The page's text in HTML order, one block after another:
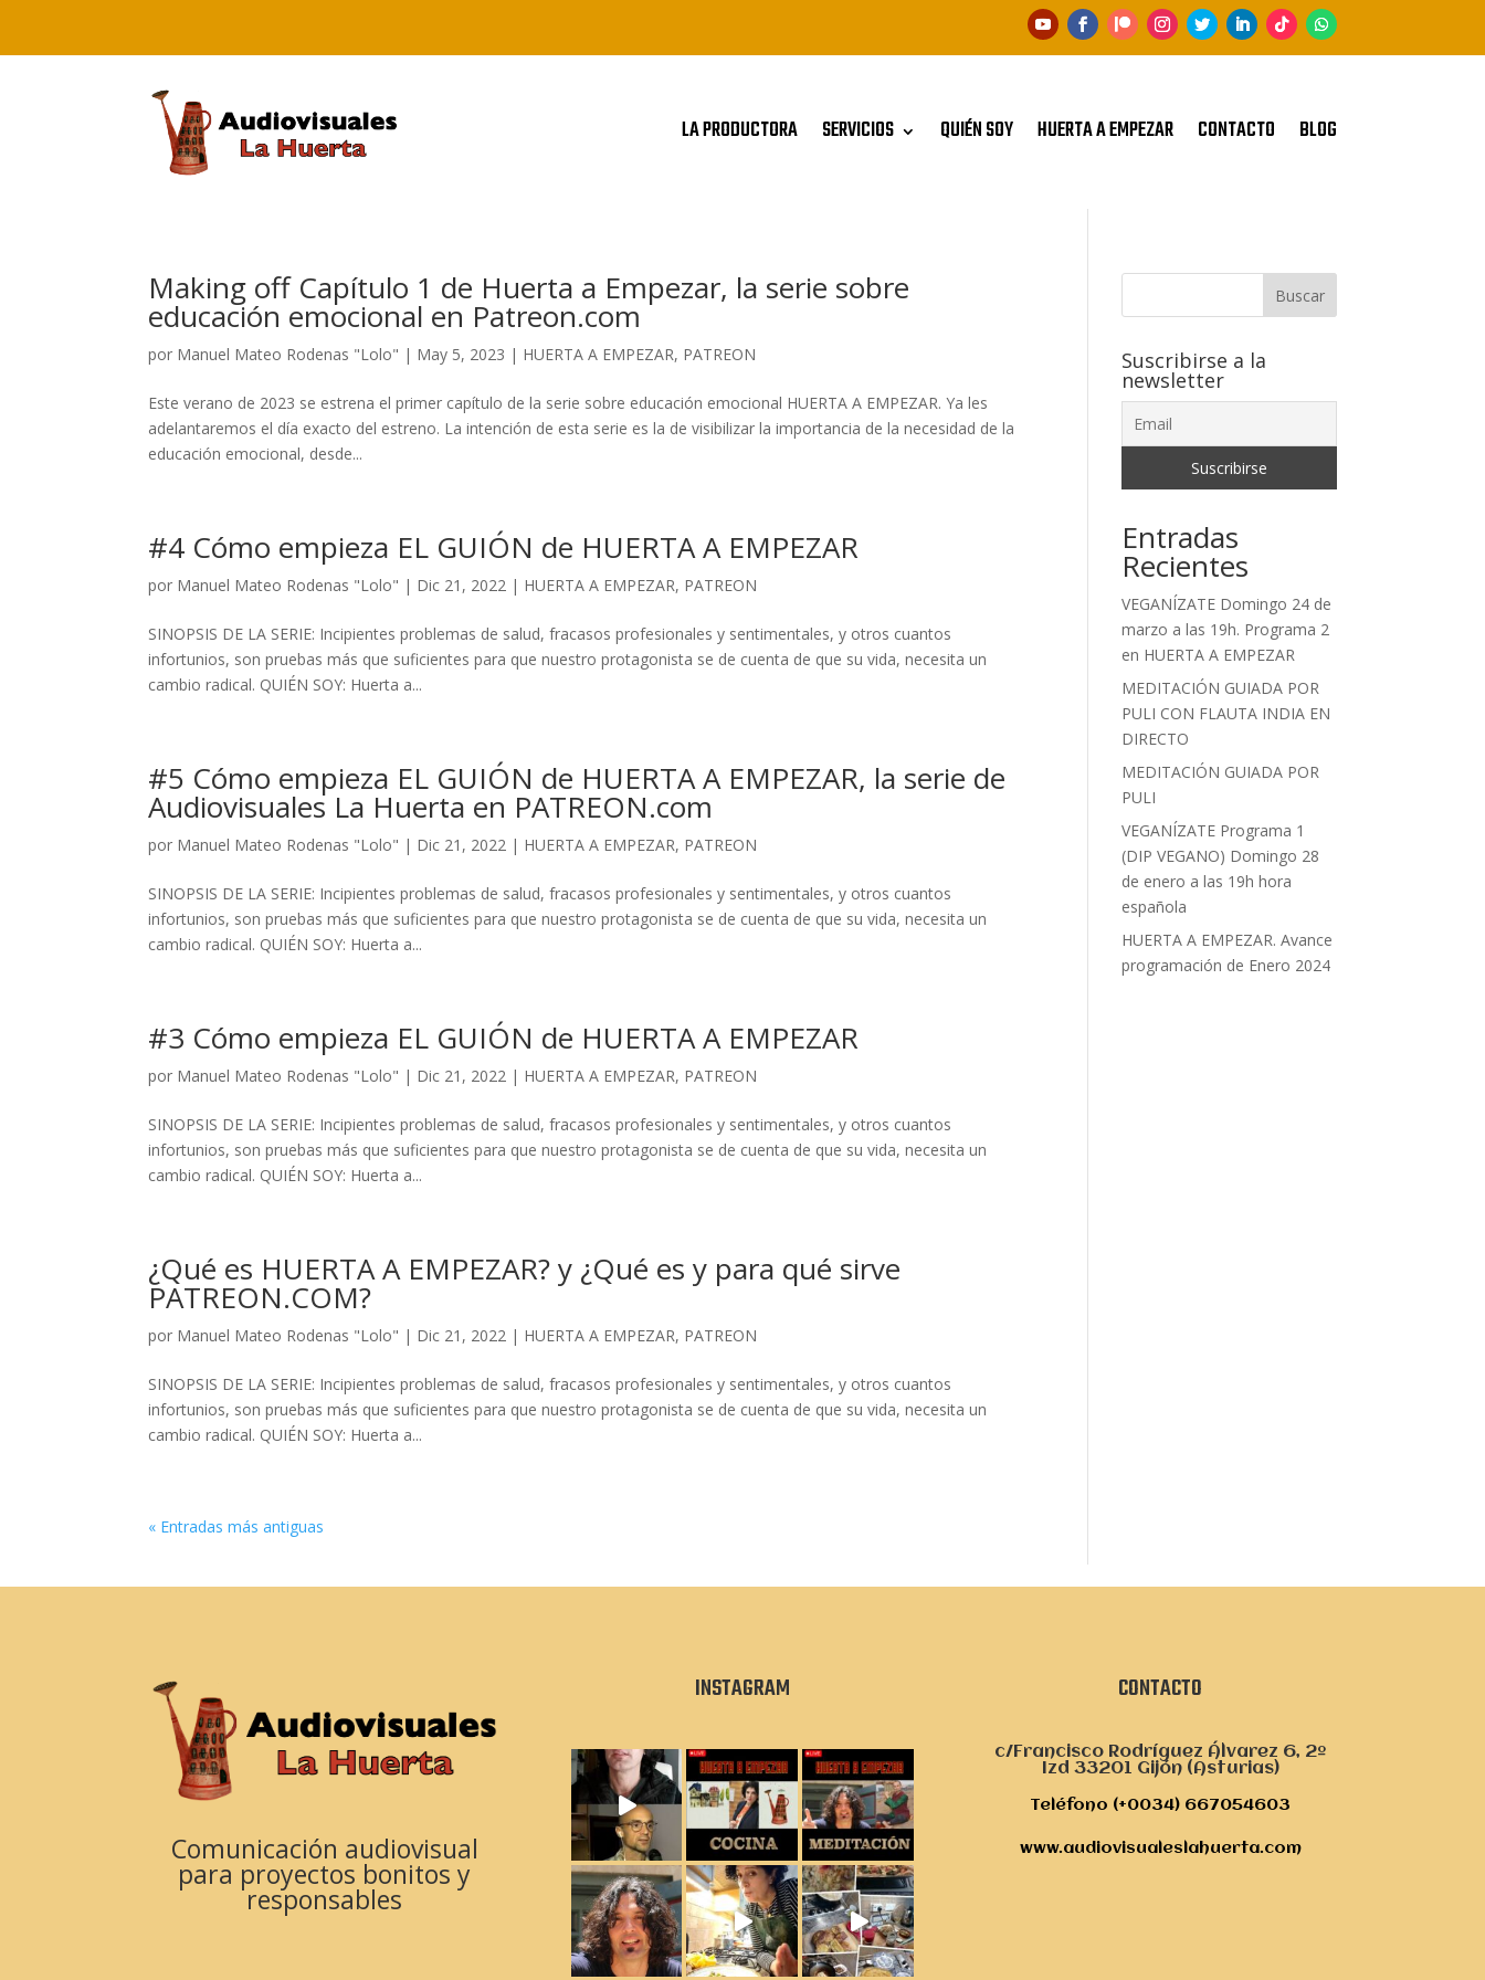
LA PRODUCTORA SERVICIOS QUIÉN SOY HUERTA A EMPEZAR CONTACTO BLOG
Making off Capítulo 1 de Huerta a Empezar, la serie sobre
educación emocional en Patreon.com
por Manuel Mateo Rodenas "Lolo" | May 5, 2023 | HUERTA A EMPEZAR, PATREON
Este verano de 2023 se estrena el primer capítulo de la serie sobre educación emocional HUERTA A EMPEZAR. Ya les
adelantaremos el día exacto del estreno. La intención de esta serie es la de visibilizar la importancia de la necesidad de la
educación emocional, desde...
#4 Cómo empieza EL GUIÓN de HUERTA A EMPEZAR
por Manuel Mateo Rodenas "Lolo" | Dic 21, 2022 | HUERTA A EMPEZAR, PATREON
SINOPSIS DE LA SERIE: Incipientes problemas de salud, fracasos profesionales y sentimentales, y otros cuantos
infortunios, son pruebas más que suficientes para que nuestro protagonista se de cuenta de que su vida, necesita un
cambio radical. QUIÉN SOY: Huerta a...
#5 Cómo empieza EL GUIÓN de HUERTA A EMPEZAR, la serie de
Audiovisuales La Huerta en PATREON.com
por Manuel Mateo Rodenas "Lolo" | Dic 21, 2022 | HUERTA A EMPEZAR, PATREON
SINOPSIS DE LA SERIE: Incipientes problemas de salud, fracasos profesionales y sentimentales, y otros cuantos
infortunios, son pruebas más que suficientes para que nuestro protagonista se de cuenta de que su vida, necesita un
cambio radical. QUIÉN SOY: Huerta a...
#3 Cómo empieza EL GUIÓN de HUERTA A EMPEZAR
por Manuel Mateo Rodenas "Lolo" | Dic 21, 2022 | HUERTA A EMPEZAR, PATREON
SINOPSIS DE LA SERIE: Incipientes problemas de salud, fracasos profesionales y sentimentales, y otros cuantos
infortunios, son pruebas más que suficientes para que nuestro protagonista se de cuenta de que su vida, necesita un
cambio radical. QUIÉN SOY: Huerta a...
¿Qué es HUERTA A EMPEZAR? y ¿Qué es y para qué sirve
PATREON.COM?
por Manuel Mateo Rodenas "Lolo" | Dic 21, 2022 | HUERTA A EMPEZAR, PATREON
SINOPSIS DE LA SERIE: Incipientes problemas de salud, fracasos profesionales y sentimentales, y otros cuantos
infortunios, son pruebas más que suficientes para que nuestro protagonista se de cuenta de que su vida, necesita un
cambio radical. QUIÉN SOY: Huerta a...
« Entradas más antiguas
Buscar
Suscribirse a la
newsletter
Entradas
Recientes
VEGANÍZATE Domingo 24 de
marzo a las 19h. Programa 2
en HUERTA A EMPEZAR
MEDITACIÓN GUIADA POR
PULI CON FLAUTA INDIA EN
DIRECTO
MEDITACIÓN GUIADA POR
PULI
VEGANÍZATE Programa 1
(DIP VEGANO) Domingo 28
de enero a las 19h hora
española
HUERTA A EMPEZAR. Avance
programación de Enero 2024
Comunicación audiovisual
para proyectos bonitos y
responsables
INSTAGRAM CONTACTO
c/Francisco Rodríguez Álvarez 6, 2º
Izd 33201 Gijón (Asturias)
Teléfono (+0034) 667054603
www.audiovisualeslahuerta.com